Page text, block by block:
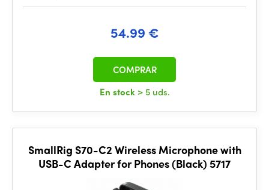
54.99 €
En stock > 5 uds.
COMPRAR
SmallRig S70-C2 Wireless Microphone with
USB-C Adapter for Phones (Black) 5717